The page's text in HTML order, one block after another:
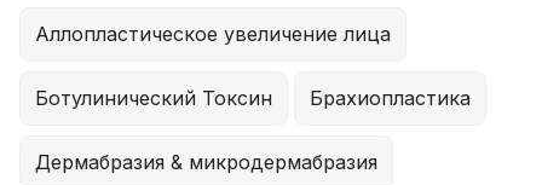
Аллопластическое увеличение лица
Ботулинический Токсин Брахиопластика
Дермабразия & микродермабразия